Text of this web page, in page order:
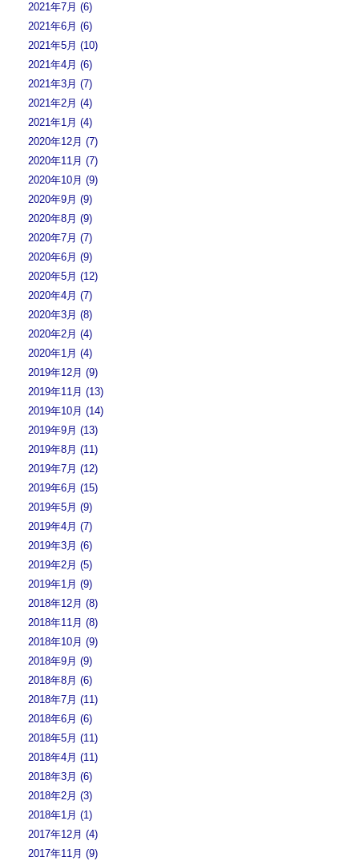
2021年7月 (6)
2021年6月 (6)
2021年5月 (10)
2021年4月 (6)
2021年3月 (7)
2021年2月 (4)
2021年1月 (4)
2020年12月 (7)
2020年11月 (7)
2020年10月 (9)
2020年9月 (9)
2020年8月 (9)
2020年7月 (7)
2020年6月 (9)
2020年5月 (12)
2020年4月 (7)
2020年3月 (8)
2020年2月 (4)
2020年1月 (4)
2019年12月 (9)
2019年11月 (13)
2019年10月 (14)
2019年9月 (13)
2019年8月 (11)
2019年7月 (12)
2019年6月 (15)
2019年5月 (9)
2019年4月 (7)
2019年3月 (6)
2019年2月 (5)
2019年1月 (9)
2018年12月 (8)
2018年11月 (8)
2018年10月 (9)
2018年9月 (9)
2018年8月 (6)
2018年7月 (11)
2018年6月 (6)
2018年5月 (11)
2018年4月 (11)
2018年3月 (6)
2018年2月 (3)
2018年1月 (1)
2017年12月 (4)
2017年11月 (9)